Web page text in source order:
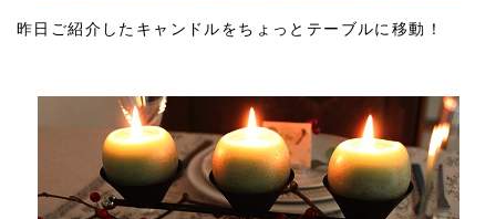
昨日ご紹介したキャンドルをちょっとテーブルに移動！